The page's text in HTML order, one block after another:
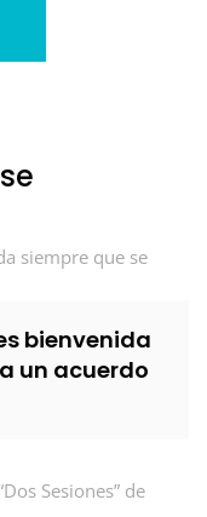
bienvenida
un acuerdo